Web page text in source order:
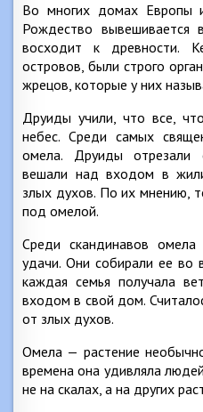
Во многих домах Европы
Рождество вывешивается
восходит к древности.
островов, были строго
жрецов, которые у них
Друиды учили, что все,
небес. Среди самых
омела. Друиды
вешали над входом в
злых духов. По их мнению,
под омелой.
Среди скандинавов
удачи. Они собирали ее во
каждая семья получала
входом в свой дом.
от злых духов.
Омела — растение
времена она удивляла
не на скалах, а на других